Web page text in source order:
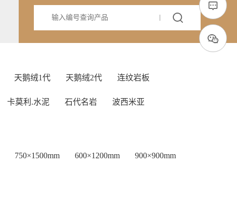
天鹅绒1代 天鹅绒2代 连纹岩板
卡莫利.水泥 石代名岩 波西米亚
750×1500mm 600×1200mm 900×900mm